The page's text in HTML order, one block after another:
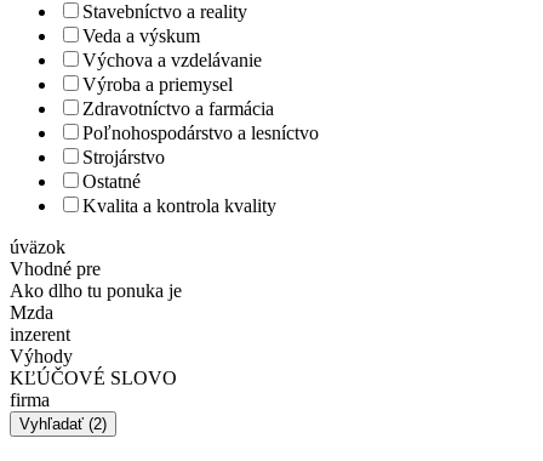
Stavebníctvo a reality
Veda a výskum
Výchova a vzdelávanie
Výroba a priemysel
Zdravotníctvo a farmácia
Poľnohospodárstvo a lesníctvo
Strojárstvo
Ostatné
Kvalita a kontrola kvality
úväzok
Vhodné pre
Ako dlho tu ponuka je
Mzda
inzerent
Výhody
KĽÚČOVÉ SLOVO
firma